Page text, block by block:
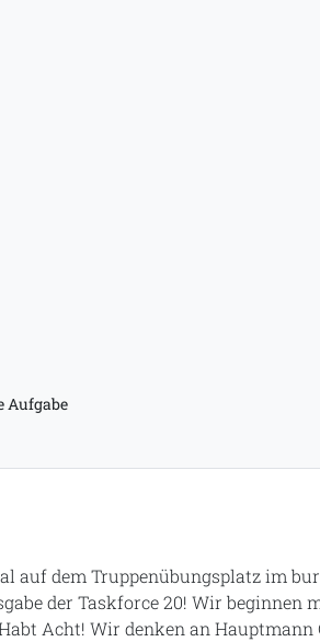
Aufgabe
auf dem Truppenübungsplatz im
der Taskforce 20! Wir beginnen
Acht! Wir denken an Hauptmann